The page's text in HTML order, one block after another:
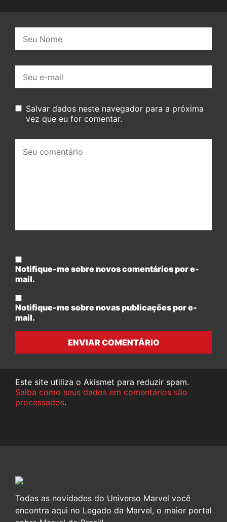
mail:
Salvar dados neste navegador para a próxima
vez que eu for comentar.
comentário:
Notifique-me sobre novos comentários por e-
mail.
Notifique-me sobre novas publicações por e-
mail.
ENVIAR COMENTÁRIO
Este site utiliza o Akismet para reduzir spam.
Saiba como seus dados em comentários são
processados.
Todas as novidades do Universo Marvel você
encontra aqui no Legado da Marvel, o maior portal